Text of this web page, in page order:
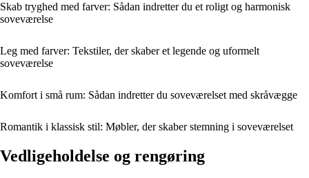
Skab tryghed med farver: Sådan indretter du et roligt og harmonisk
soveværelse
Leg med farver: Tekstiler, der skaber et legende og uformelt
soveværelse
Komfort i små rum: Sådan indretter du soveværelset med skråvægge
Romantik i klassisk stil: Møbler, der skaber stemning i soveværelset
Vedligeholdelse og rengøring